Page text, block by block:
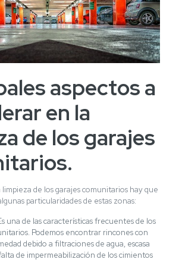
aspectos a
en la
de los garajes
de los garajes comunitarios hay que
particularidades de estas zonas:
una de las características frecuentes de los
Podemos encontrar rincones con
debido a filtraciones de agua, escasa
de impermeabilización de los cimientos